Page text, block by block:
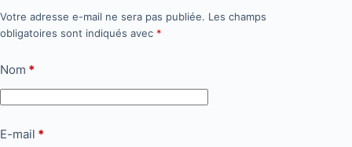
Votre adresse e-mail ne sera pas publiée. Les champs
obligatoires sont indiqués avec *
Nom *
E-mail *